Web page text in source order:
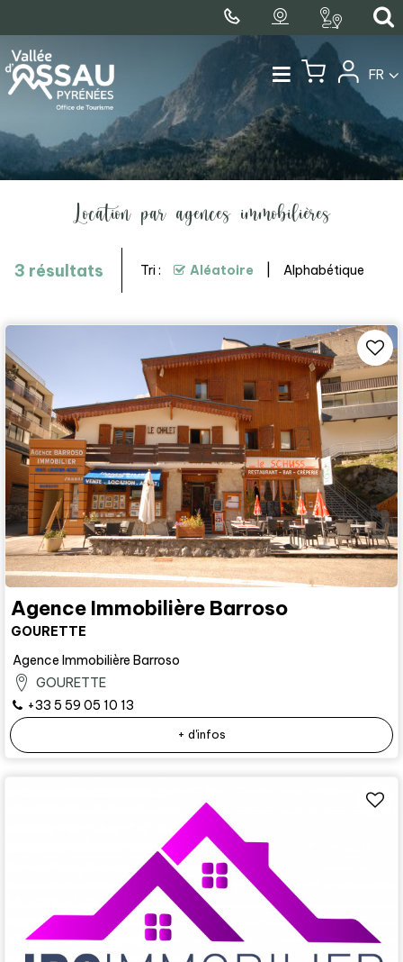
FR
Location par agences immobilières
3 résultats Tri : Aléatoire Alphabétique
Agence Immobilière Barroso
GOURETTE
Agence Immobilière Barroso
GOURETTE
+33 5 59 05 10 13
+ d'infos